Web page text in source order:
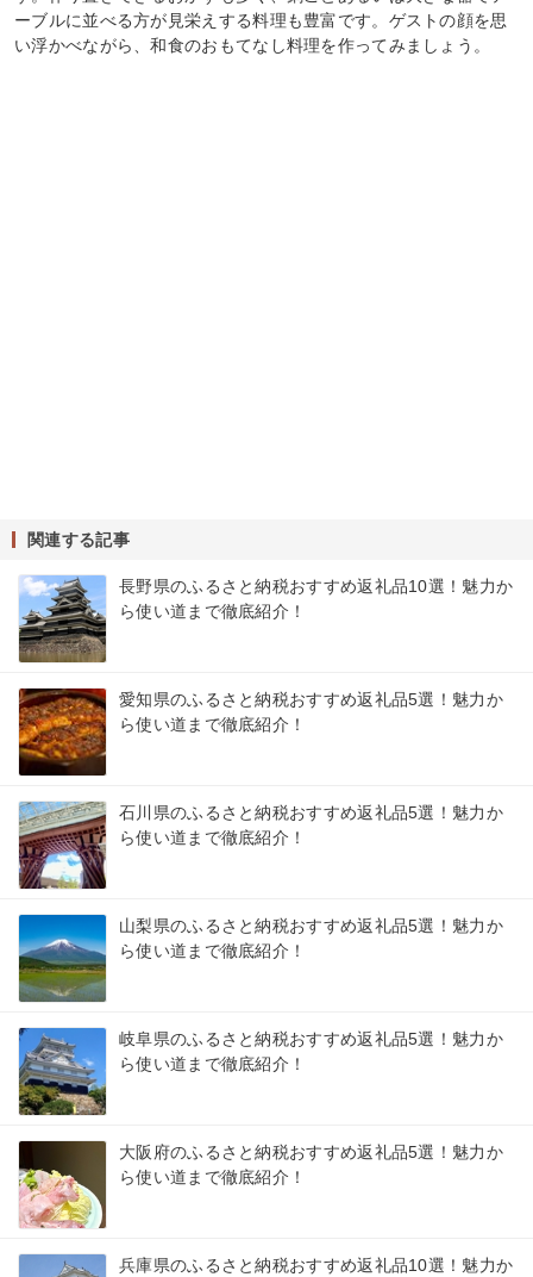
ーブルに並べる方が見栄えする料理も豊富です。ゲストの顔を思
い浮かべながら、和食のおもてなし料理を作ってみましょう。
関連する記事
長野県のふるさと納税おすすめ返礼品10選！魅力か
ら使い道まで徹底紹介！
愛知県のふるさと納税おすすめ返礼品5選！魅力か
ら使い道まで徹底紹介！
石川県のふるさと納税おすすめ返礼品5選！魅力か
ら使い道まで徹底紹介！
山梨県のふるさと納税おすすめ返礼品5選！魅力か
ら使い道まで徹底紹介！
岐阜県のふるさと納税おすすめ返礼品5選！魅力か
ら使い道まで徹底紹介！
大阪府のふるさと納税おすすめ返礼品5選！魅力か
ら使い道まで徹底紹介！
兵庫県のふるさと納税おすすめ返礼品10選！魅力か